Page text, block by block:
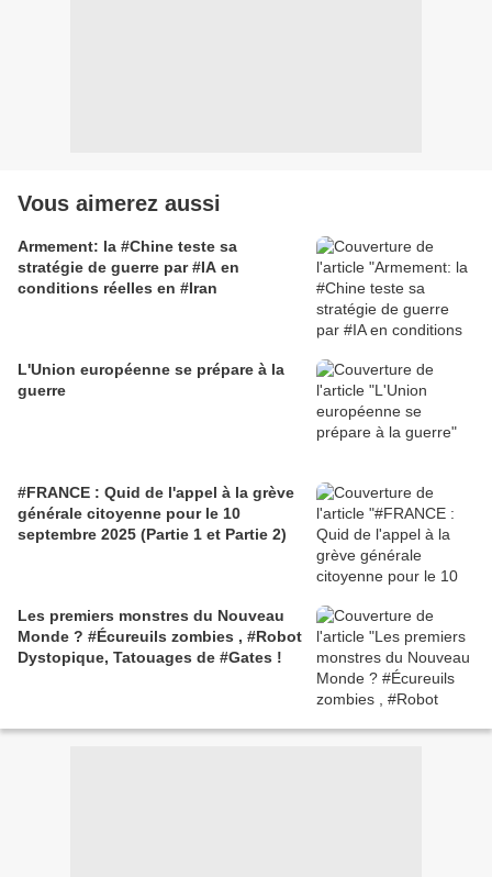
Vous aimerez aussi
Armement: la #Chine teste sa
stratégie de guerre par #IA en
conditions réelles en #Iran
L'Union européenne se prépare à la
guerre
#FRANCE : Quid de l'appel à la grève
générale citoyenne pour le 10
septembre 2025 (Partie 1 et Partie 2)
Les premiers monstres du Nouveau
Monde ? #Écureuils zombies , #Robot
Dystopique, Tatouages de #Gates !